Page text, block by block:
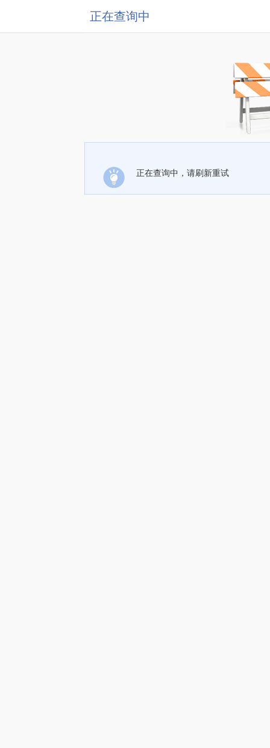
正在查询中
正在查询中，请刷新重试